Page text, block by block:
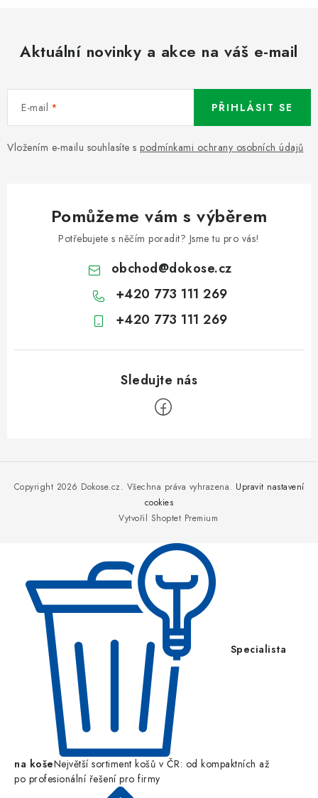
Aktuální novinky a akce na váš e-mail
E-mail
Vložením e-mailu souhlasíte s podmínkami ochrany osobních údajů
PŘIHLÁSIT SE
Pomůžeme vám s výběrem
Potřebujete s něčím poradit? Jsme tu pro vás!
obchod@dokose.cz
+420 773 111 269
+420 773 111 269
Vytvořil Shoptet Premium
Copyright 2026 Dokose.cz. Všechna práva vyhrazena. Upravit nastavení
cookies
Specialista
na košeNejvětší sortiment košů v ČR: od kompaktních až
po profesionální řešení pro firmy